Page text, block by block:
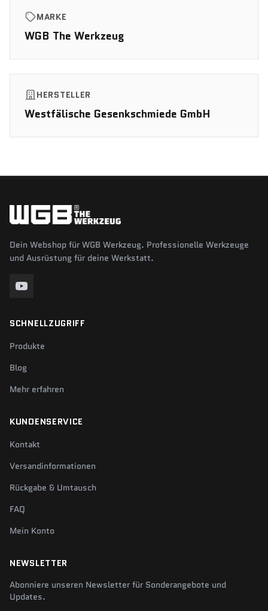
MARKE
WGB The Werkzeug
HERSTELLER
Westfälische Gesenkschmiede GmbH
Dein Webshop für WGB Werkzeug. Professionelle Werkzeuge
und Ausrüstung für deine Werkstatt.
SCHNELLZUGRIFF
Produkte
Blog
Mehr erfahren
KUNDENSERVICE
Kontakt
Versandinformationen
Rückgabe & Umtausch
FAQ
Mein Konto
NEWSLETTER
Abonniere unseren Newsletter für Sonderangebote und
Updates.